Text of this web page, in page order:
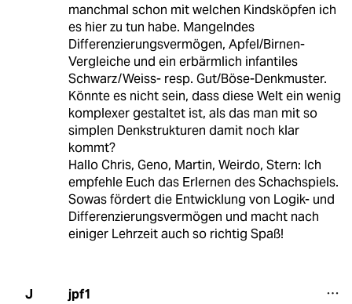
manchmal schon mit welchen Kindsköpfen ich
es hier zu tun habe. Mangelndes
Differenzierungsvermögen, Apfel/Birnen-
Vergleiche und ein erbärmlich infantiles
Schwarz/Weiss- resp. Gut/Böse-Denkmuster.
Könnte es nicht sein, dass diese Welt ein wenig
komplexer gestaltet ist, als das man mit so
simplen Denkstrukturen damit noch klar
kommt?
Hallo Chris, Geno, Martin, Weirdo, Stern: Ich
empfehle Euch das Erlernen des Schachspiels.
Sowas fördert die Entwicklung von Logik- und
Differenzierungsvermögen und macht nach
einiger Lehrzeit auch so richtig Spaß!
J jpf1